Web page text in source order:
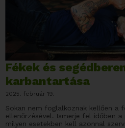
Fékek és
karbantartása
2025. február 19.
Sokan nem foglalkoznak kellően a
ellenőrzésével. Ismerje fel időben
milyen esetekben kell azonnal